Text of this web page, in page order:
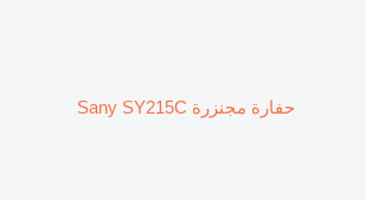
حفارة مجنزرة Sany SY215C